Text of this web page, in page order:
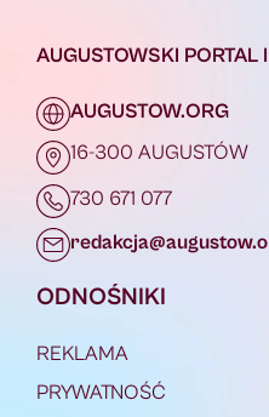
AUGUSTOWSKI PORTAL
AUGUSTOW.ORG
16-300 AUGUSTÓW
730 671 077
ODNOŚNIKI
REKLAMA
PRYWATNOŚĆ